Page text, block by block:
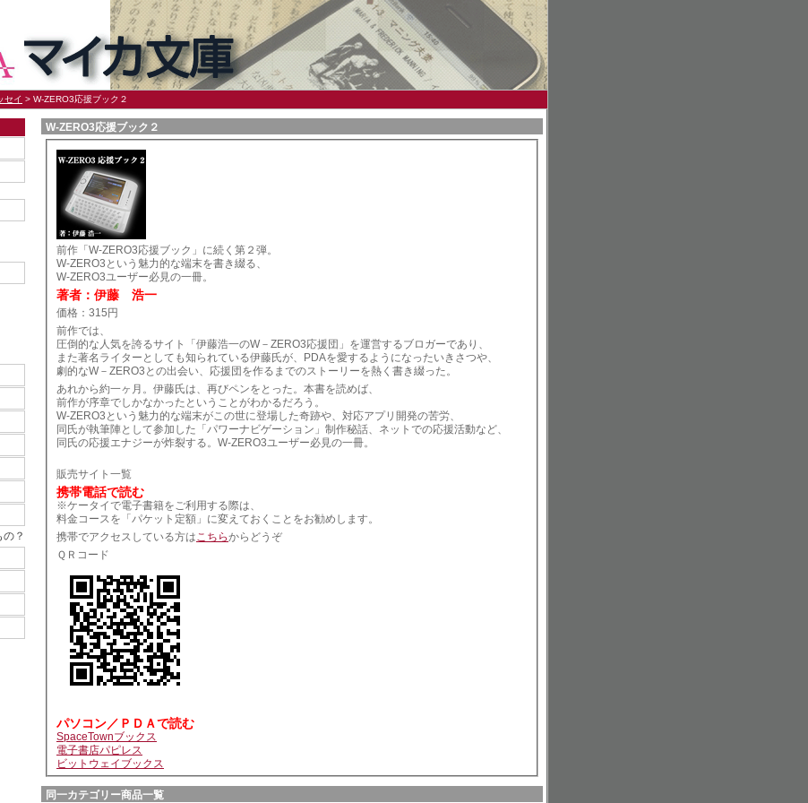
セイ > W-ZERO3応援ブック２
？
W-ZERO3応援ブック２
前作「W-ZERO3応援ブック」に続く第２弾。
W-ZERO3という魅力的な端末を書き綴る、
W-ZERO3ユーザー必見の一冊。
著者：伊藤 浩一
価格：315円
前作では、
圧倒的な人気を誇るサイト「伊藤浩一のW－ZERO3応援団」を運営するブロガーであり、
また著名ライターとしても知られている伊藤氏が、PDAを愛するようになったいきさつや、
劇的なW－ZERO3との出会い、応援団を作るまでのストーリーを熱く書き綴った。
あれから約一ヶ月。伊藤氏は、再びペンをとった。本書を読めば、
前作が序章でしかなかったということがわかるだろう。
W-ZERO3という魅力的な端末がこの世に登場した奇跡や、対応アプリ開発の苦労、
同氏が執筆陣として参加した「パワーナビゲーション」制作秘話、ネットでの応援活動など、
同氏の応援エナジーが炸裂する。W-ZERO3ユーザー必見の一冊。
販売サイト一覧
携帯電話で読む
※ケータイで電子書籍をご利用する際は、
料金コースを「パケット定額」に変えておくことをお勧めします。
携帯でアクセスしている方はこちらからどうぞ
ＱＲコード
パソコン／ＰＤＡで読む
SpaceTownブックス
電子書店パピレス
ビットウェイブックス
同一カテゴリー商品一覧